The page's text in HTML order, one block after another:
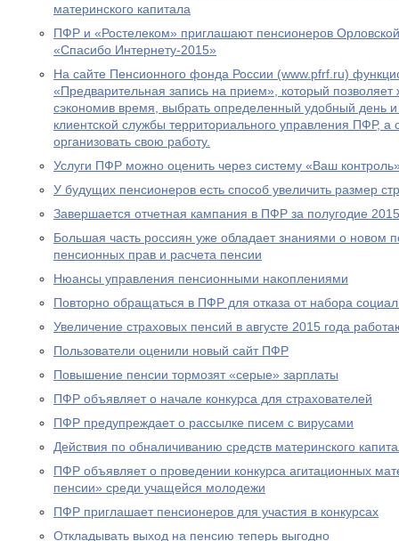
материнского капитала
ПФР и «Ростелеком» приглашают пенсионеров Орловской
«Спасибо Интернету-2015»
На сайте Пенсионного фонда России (www.pfrf.ru)
«Предварительная запись на прием», который
сэкономив время, выбрать определенный удобный день
клиентской службы территориального управления ПФР,
организовать свою работу.
Услуги ПФР можно оценить через систему «Ваш
У будущих пенсионеров есть способ увеличить размер
Завершается отчетная кампания в ПФР за полугодие
Большая часть россиян уже обладает знаниями о новом
пенсионных прав и расчета пенсии
Нюансы управления пенсионными накоплениями
Повторно обращаться в ПФР для отказа от набора
Увеличение страховых пенсий в августе 2015 года
Пользователи оценили новый сайт ПФР
Повышение пенсии тормозят «серые» зарплаты
ПФР объявляет о начале конкурса для страхователей
ПФР предупреждает о рассылке писем с вирусами
Действия по обналичиванию средств материнского
ПФР объявляет о проведении конкурса агитационных
пенсии» среди учащейся молодежи
ПФР приглашает пенсионеров для участия в конкурсах
Откладывать выход на пенсию теперь выгодно